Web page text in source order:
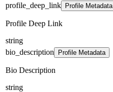
profile_deep_link
Profile Metadata
Profile Deep Link
string
bio_description
Profile Metadata
Bio Description
string